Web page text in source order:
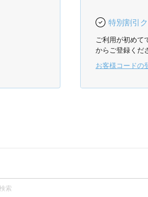
特別割引
ご利用が初めて
からご登録くだ
お客様コードの